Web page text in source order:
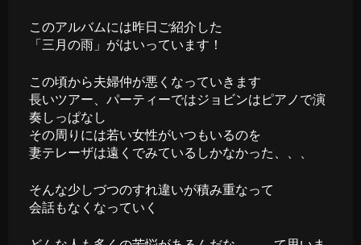
このアルバムには昨日ご紹介した
「三月の雨」がはいっています！
この頃から夫婦仲が悪くなっていきます
長いツアー、パーティーではジョビンはピアノで演
奏しっぱなし
その周りには若い女性がいつもいるのを
妻テレーザは遠くでみているしかなかった、、、
そんな少しづつのすれ違いが積み重なって
会話もなくなっていく